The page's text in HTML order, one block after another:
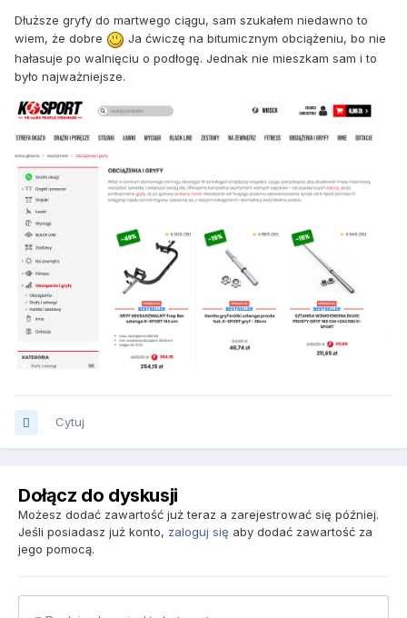
Dłuższe gryfy do martwego ciągu, sam szukałem niedawno to
wiem, że dobre
Ja ćwiczę na bitumicznym obciążeniu, bo nie
hałasuje po walnięciu o podłogę. Jednak nie mieszkam sam i to
było najważniejsze.
Cytuj
Dołącz do dyskusji
Możesz dodać zawartość już teraz a zarejestrować się później.
Jeśli posiadasz już konto, zaloguj się aby dodać zawartość za
jego pomocą.